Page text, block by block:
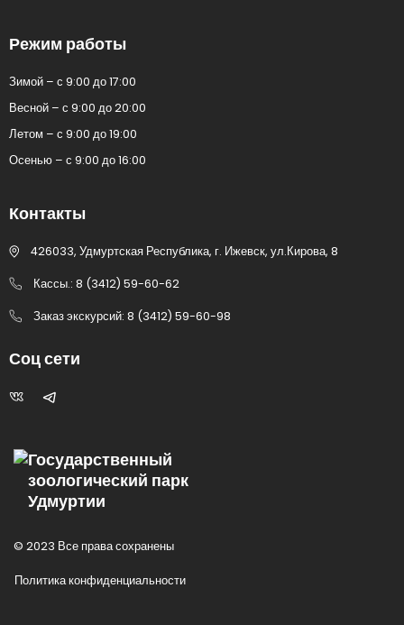
Государственный
зоологический парк
Удмуртии
© 2023 Все права сохранены
Политика конфиденциальности
Режим работы
Зимой – с 9:00 до 17:00
Весной – с 9:00 до 20:00
Летом – с 9:00 до 19:00
Осенью – с 9:00 до 16:00
Контакты
426033, Удмуртская Республика, г. Ижевск, ул.Кирова, 8
Кассы.: 8 (3412) 59-60-62
Заказ экскурсий: 8 (3412) 59-60-98
Соц сети